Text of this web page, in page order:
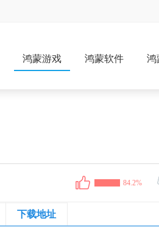
鸿蒙游戏 鸿蒙软件 鸿
84.2%
下载地址